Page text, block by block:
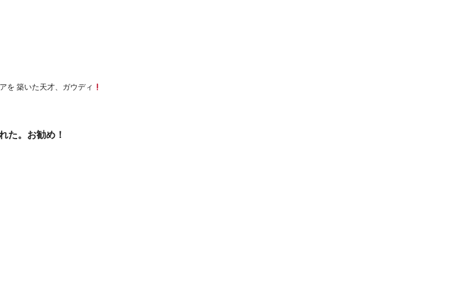
を 築いた天才、ガウディ
た。お勧め！